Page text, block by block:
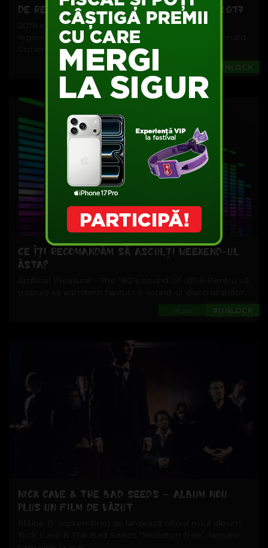
DE REȚINUT DIN 2016 ȘI PROMIT PENTRU 2017
2016 este un an în care am pierdut câteva dintre
legendele muzicii, cu David Bowie, Prince și Leonard
Cohen numele cele mai...
#UNLOCK
CE ÎȚI RECOMANDĂM SĂ ASCULȚI WEEKEND-UL
ĂSTA?
Artificial Pleasure – The ‘80’s sound of 2016 Pentru că
trebuie să admitem faptul că sound-ul disco al anilor...
#UNLOCK
Music
NICK CAVE & THE BAD SEEDS – ALBUM NOU
PLUS UN FILM DE VĂZUT
Mâine (9 septembrie) se lansează oficial noul album
Nick Cave & The Bad Seeds “Skeleton Tree”, lansare